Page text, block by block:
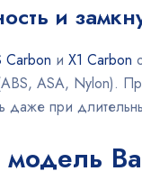
и
Carbon и X1 Carbon
ASA, Nylon).
даже при